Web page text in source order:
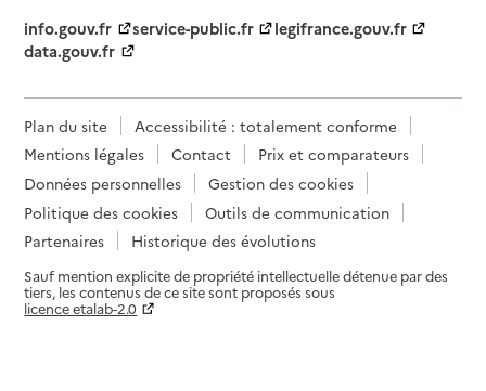
info.gouv.fr service-public.fr
legifrance.gouv.fr
data.gouv.fr
Plan du site
Accessibilité : totalement conforme
Mentions légales
Contact
Prix et comparateurs
Données personnelles
Gestion des cookies
Politique des cookies
Outils de communication
Partenaires
Historique des évolutions
Sauf mention explicite de propriété intellectuelle détenue par des
tiers, les contenus de ce site sont proposés sous
licence etalab-2.0